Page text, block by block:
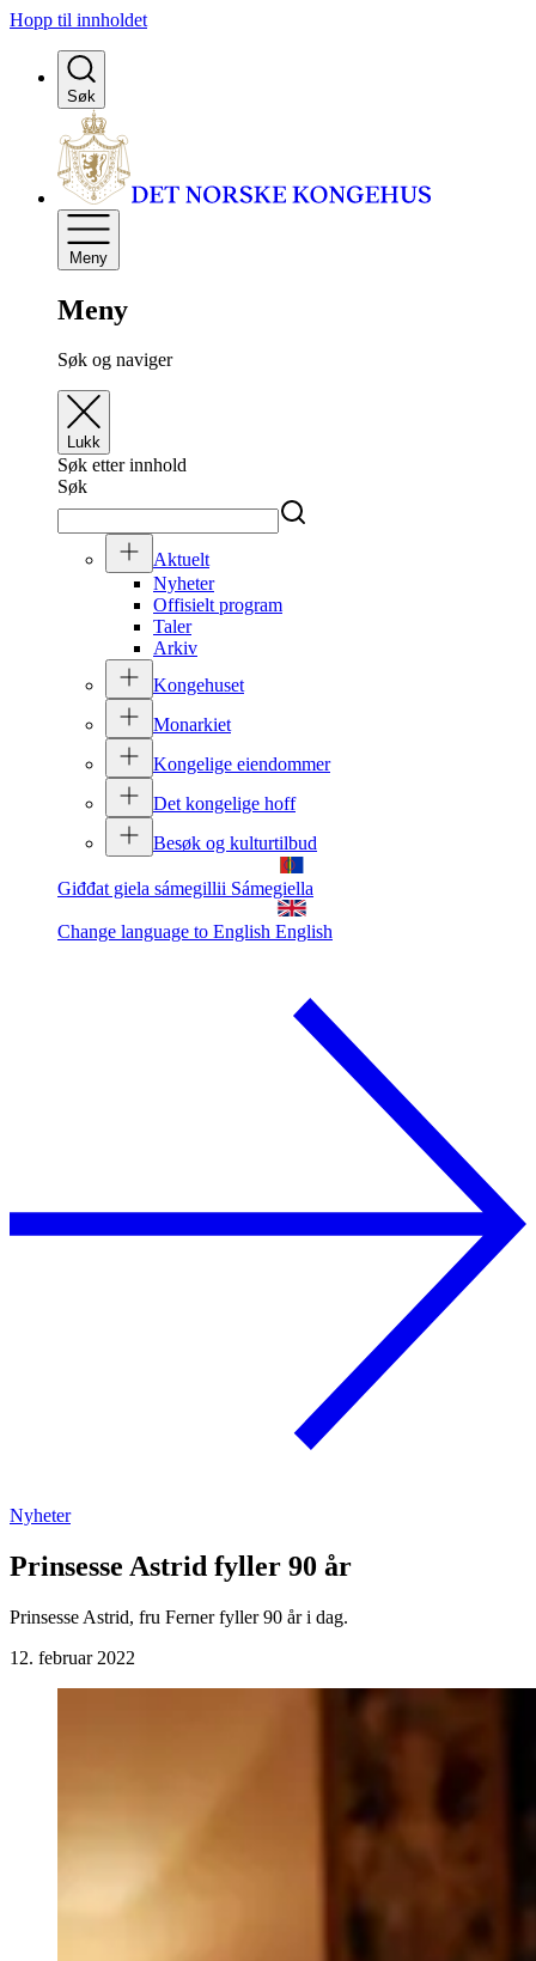
Hopp til innholdet
Søk
Meny
Meny
Søk og naviger
Lukk
Søk etter innhold
Søk
Aktuelt
Nyheter
Offisielt program
Taler
Arkiv
Kongehuset
Monarkiet
Kongelige eiendommer
Det kongelige hoff
Besøk og kulturtilbud
Giđđat giela sámegillii Sámegiella
Change language to English English
Nyheter
Prinsesse Astrid fyller 90 år
Prinsesse Astrid, fru Ferner fyller 90 år i dag.
12. februar 2022